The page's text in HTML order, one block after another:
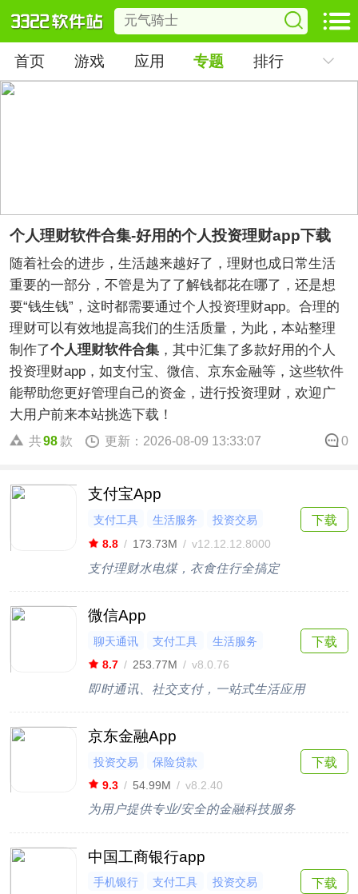
首页 游戏 应用 专题 排行
个人理财软件合集-好用的个人投资理财app下载
随着社会的进步，生活越来越好了，理财也成日常生活
重要的一部分，不管是为了了解钱都花在哪了，还是想
要“钱生钱”，这时都需要通过个人投资理财app。合理的
理财可以有效地提高我们的生活质量，为此，本站整理
制作了个人理财软件合集，其中汇集了多款好用的个人
投资理财app，如支付宝、微信、京东金融等，这些软件
能帮助您更好管理自己的资金，进行投资理财，欢迎广
大用户前来本站挑选下载！
共98款 更新：2026-08-09 13:33:07 0
支付宝App
支付工具 生活服务
投资交易
政务办事
8.8 / 173.73M / v12.12.12.8000
支付理财水电煤，衣食住行全搞定
下载
微信App
聊天通讯 支付工具
生活服务
8.7 / 253.77M / v8.0.76
即时通讯、社交支付，一站式生活应用
下载
京东金融App
投资交易
保险贷款
9.3 / 54.99M / v8.2.40
为用户提供专业/安全的金融科技服务
下载
中国工商银行app
手机银行 支付工具
投资交易
下载